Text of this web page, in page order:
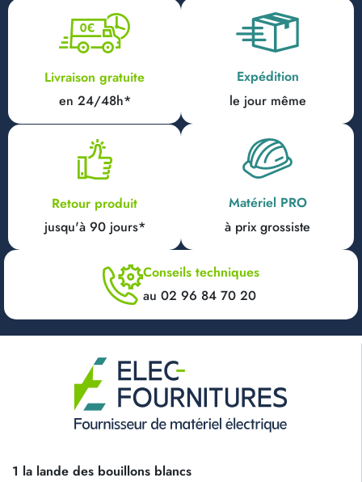
Livraison gratuite
en 24/48h*
Expédition
le jour même
Retour produit
jusqu'à 90 jours*
Matériel PRO
à prix grossiste
Conseils techniques
au 02 96 84 70 20
1 la lande des bouillons blancs